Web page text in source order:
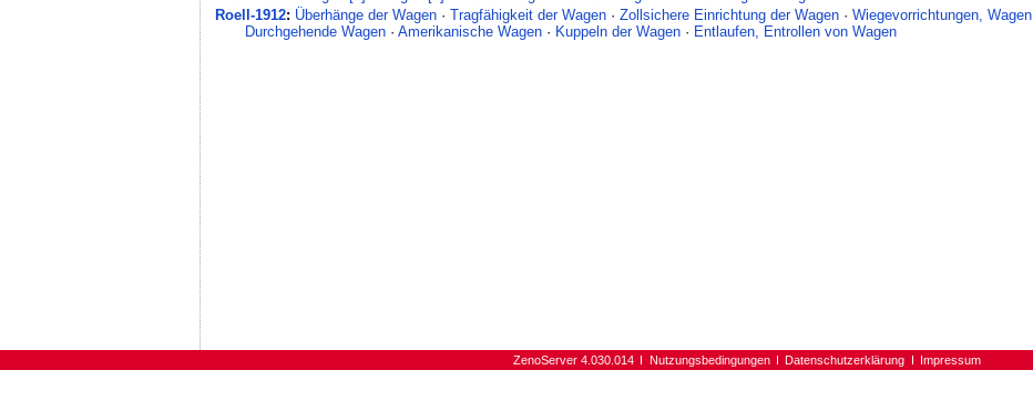
Roell-1912: Überhänge der Wagen ·Tragfähigkeit der Wagen ·Zollsichere Einrichtung der Wagen ·Wiegevorrichtungen, Wagen
Durchgehende Wagen· Amerikanische Wagen· Kuppeln der Wagen· Entlaufen, Entrollen von Wagen
ZenoServer 4.030.014 Nutzungsbedingungen Datenschutzerklärung Impressum